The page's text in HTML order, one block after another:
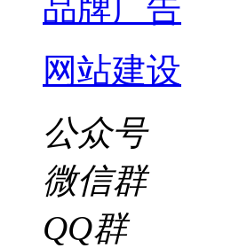
品牌广告
网站建设
公众号
微信群
QQ群